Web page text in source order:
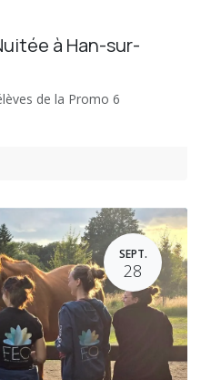
à Han-sur-
de la Promo 6
SEPT.
28